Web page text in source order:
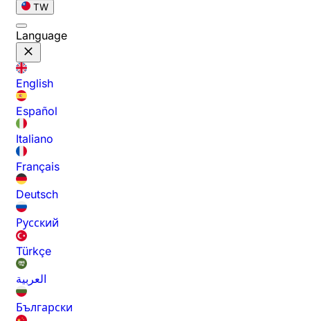
TW
Language
English
Español
Italiano
Français
Deutsch
Русский
Türkçe
العربية
Български